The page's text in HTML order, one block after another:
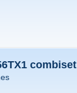
combiset